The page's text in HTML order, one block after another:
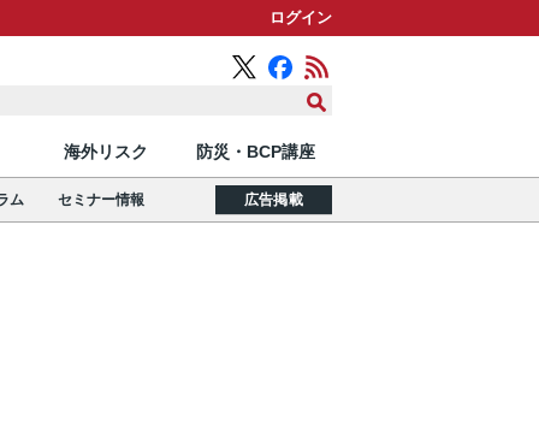
ログイン
海外リスク 防災・BCP講座
ム セミナー情報 広告掲載